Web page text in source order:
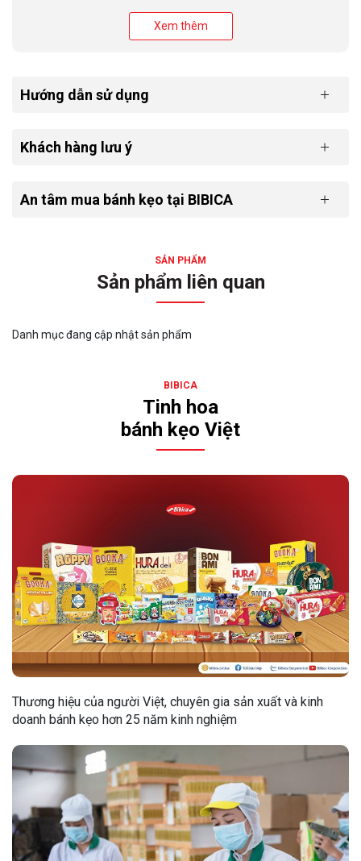
muối, chất tạo xốp (503(ii), 500(ii)), chất nhũ hóa (322(i)),
hương liệu (sữa, vani) tổng hợp, màu thực phẩm tổng hợp (
Xem thêm
Hướng dẫn sử dụng
Khách hàng lưu ý
An tâm mua bánh kẹo tại BIBICA
SẢN PHẨM
Sản phẩm liên quan
Danh mục đang cập nhật sản phẩm
BIBICA
Tinh hoa
bánh kẹo Việt
Thương hiệu của người Việt, chuyên gia sản xuất và kinh
doanh bánh kẹo hơn 25 năm kinh nghiệm